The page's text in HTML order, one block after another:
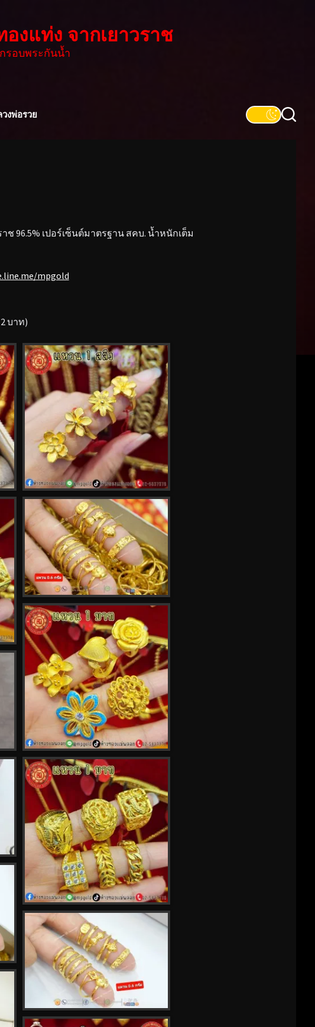
งแท่ง จากเยาวราช
รอบพระกันน้ำ
วงพ่อรวย
96.5% เปอร์เซ็นต์มาตรฐาน สคบ. น้ำหนักเต็ม
mpgold
บาท)